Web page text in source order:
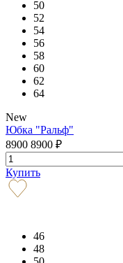
50
52
54
56
58
60
62
64
New
Юбка "Ральф"
8900 8900 ₽
Купить
46
48